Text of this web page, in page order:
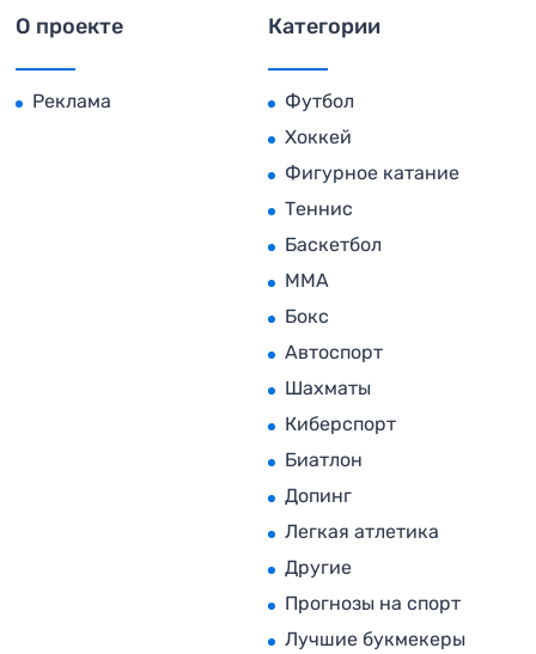
О проекте
Реклама
Категории
Футбол
Хоккей
Фигурное катание
Теннис
Баскетбол
MMA
Бокс
Автоспорт
Шахматы
Киберспорт
Биатлон
Допинг
Легкая атлетика
Другие
Прогнозы на спорт
Лучшие букмекеры